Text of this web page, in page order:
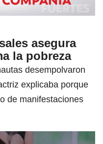
asegura
la pobreza
desempolvaron
explicaba porque
de manifestaciones